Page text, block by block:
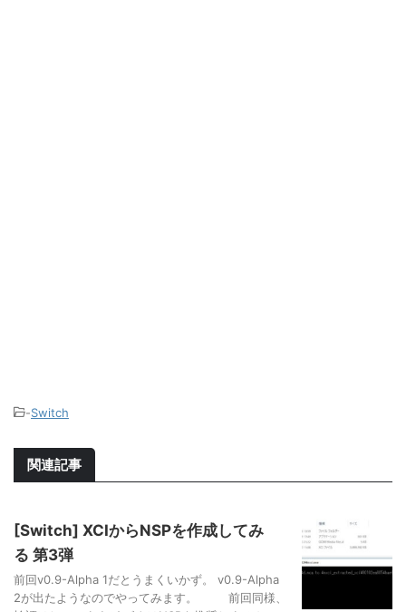
-Switch
関連記事
[Switch] XCIからNSPを作成してみ
る 第3弾
前回v0.9-Alpha 1だとうまくいかず。 v0.9-Alpha
2が出たようなのでやってみます。 前回同様、